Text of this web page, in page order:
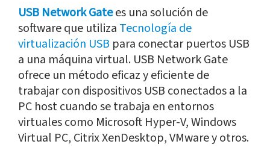
USB Network Gatees una solución de
software que utiliza Tecnología de
virtualización USB para conectar puertos USB
a una máquina virtual. USB Network Gate
ofrece un método eficaz y eficiente de
trabajar con dispositivos USB conectados a la
PC host cuando se trabaja en entornos
virtuales como Microsoft Hyper-V, Windows
Virtual PC, Citrix XenDesktop, VMware y otros.